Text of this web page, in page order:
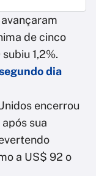
de cinco
1,2%.
dia
encerrou
sua
a US$ 92 o